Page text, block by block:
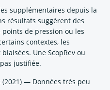
supplémentaires depuis la
résultats suggèrent des
de pression ou les
contextes, les
Une ScopRev ou
justifiée.
— Données très peu